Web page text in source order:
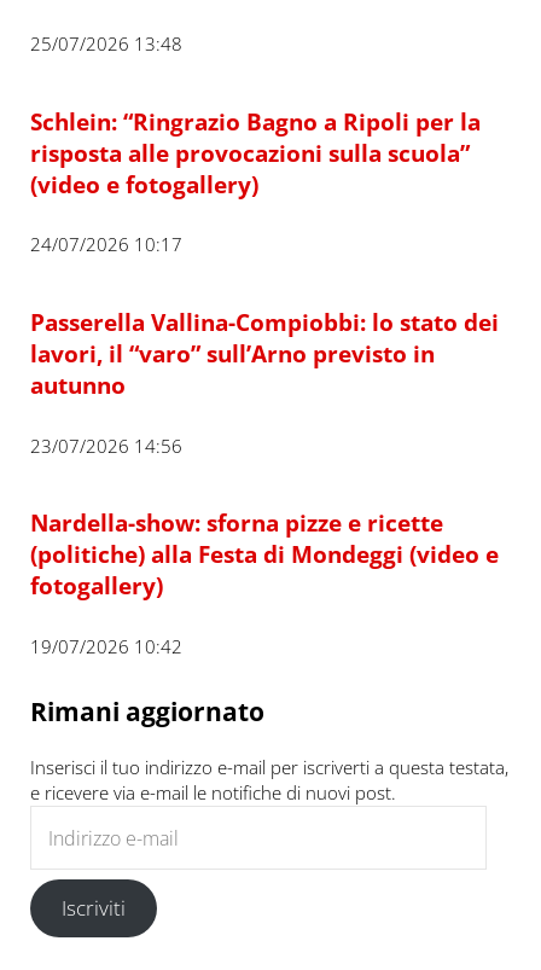
25/07/2026 13:48
Schlein: “Ringrazio Bagno a Ripoli per la
risposta alle provocazioni sulla scuola”
(video e fotogallery)
24/07/2026 10:17
Passerella Vallina-Compiobbi: lo stato dei
lavori, il “varo” sull’Arno previsto in
autunno
23/07/2026 14:56
Nardella-show: sforna pizze e ricette
(politiche) alla Festa di Mondeggi (video e
fotogallery)
19/07/2026 10:42
Rimani aggiornato
Inserisci il tuo indirizzo e-mail per iscriverti a questa testata,
e ricevere via e-mail le notifiche di nuovi post.
Iscriviti